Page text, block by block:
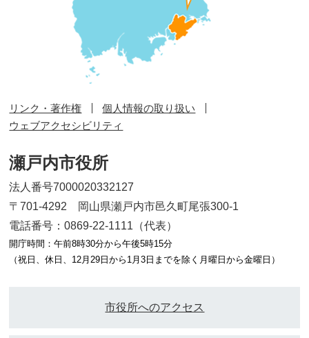
リンク・著作権
個人情報の取り扱い
ウェブアクセシビリティ
瀬戸内市役所
法人番号7000020332127
〒701-4292 岡山県瀬戸内市邑久町尾張300-1
電話番号：0869-22-1111（代表）
開庁時間：午前8時30分から午後5時15分
（祝日、休日、12月29日から1月3日までを除く月曜日から金曜日）
市役所へのアクセス